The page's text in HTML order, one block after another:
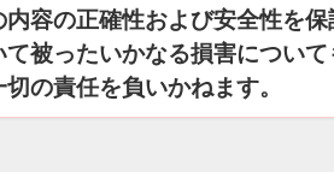
内容の正確性および安全性を
て被ったいかなる損害につい
の責任を負いかねます。